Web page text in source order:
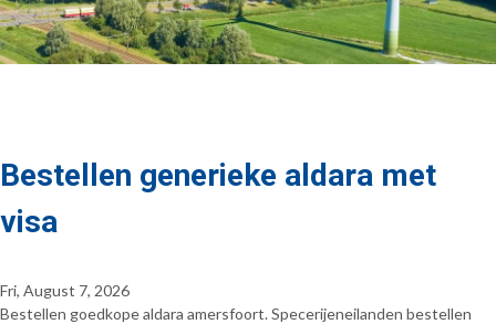
Bestellen generieke aldara met
visa
Fri, August 7, 2026
Bestellen goedkope aldara amersfoort. Specerijeneilanden bestellen